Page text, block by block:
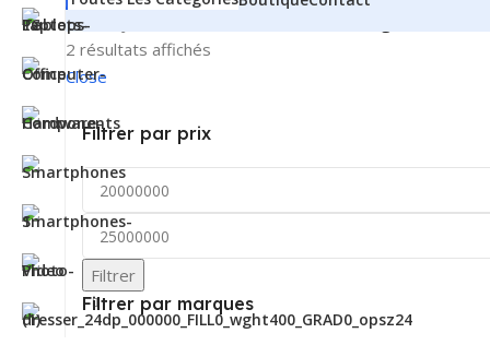
Accueil
2 résultats affichés
Close
Filtrer par prix
Filtrer
Filtrer par marques